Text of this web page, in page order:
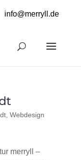
info@merryll.de
, Webdesign
merryll –